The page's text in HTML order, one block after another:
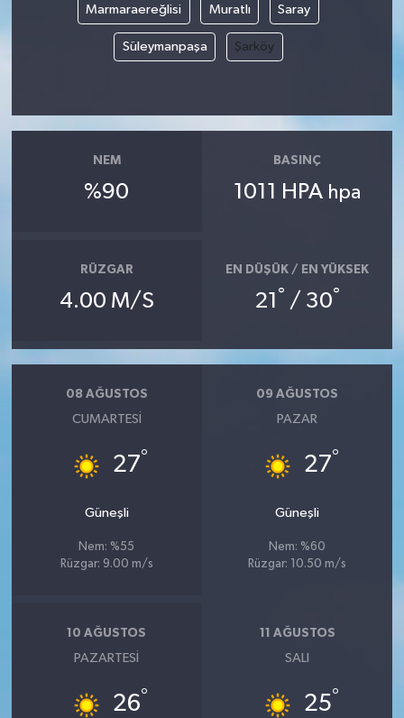
Marmaraereğlisi Muratlı Saray
Süleymanpaşa Şarköy
NEM
%90
BASINÇ
1011 HPA hpa
RÜZGAR
4.00 M/S
EN DÜŞÜK / EN YÜKSEK
21 ° / 30°
08 AĞUSTOS
CUMARTESI
27°
Güneşli
Nem: %55
Rüzgar: 9.00 m/s
09 AĞUSTOS
PAZAR
27°
Güneşli
Nem: %60
Rüzgar: 10.50 m/s
10 AĞUSTOS
PAZARTESI
26°
11 AĞUSTOS
SALI
25°
YUNUSEMRE
MANİSA'YI KEŞFET
ÖZEL HABER